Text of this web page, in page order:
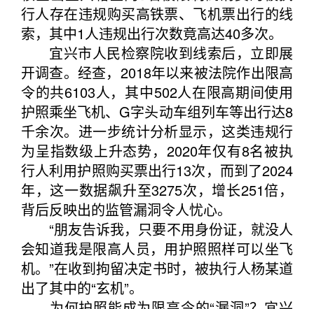
行人存在违规购买高铁票、飞机票出行的线
索，其中1人违规出行次数竟高达40多次。
宜兴市人民检察院收到线索后，立即展
开调查。经查，2018年以来被法院作出限高
令的共6103人，其中502人在限高期间使用
护照乘坐飞机、G字头动车组列车等出行达8
千余次。进一步统计分析显示，这类违规行
为呈指数级上升态势，2020年仅有8名被执
行人利用护照购买票出行13次，而到了2024
年，这一数据飙升至3275次，增长251倍，
背后反映出的监管漏洞令人忧心。
“朋友告诉我，只要不用身份证，就没人
会知道我是限高人员，用护照照样可以坐飞
机。”在收到拘留决定书时，被执行人杨某道
出了其中的“玄机”。